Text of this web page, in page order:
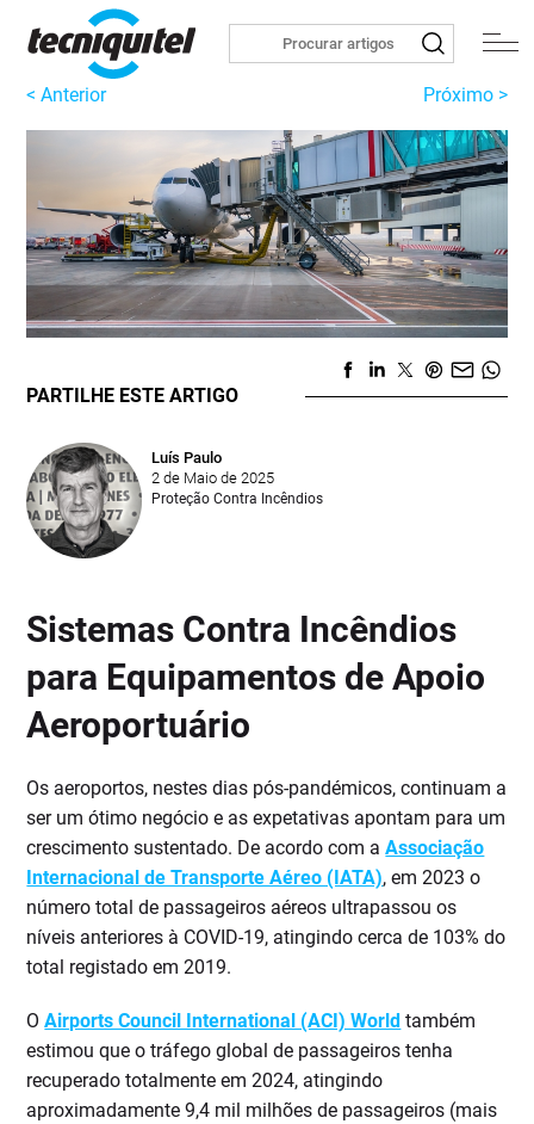
< Anterior Próximo >
PARTILHE ESTE ARTIGO
Luís Paulo
2 de Maio de 2025
Proteção Contra Incêndios
Sistemas Contra Incêndios
para Equipamentos de Apoio
Aeroportuário
Os aeroportos, nestes dias pós-pandémicos, continuam a
ser um ótimo negócio e as expetativas apontam para um
crescimento sustentado. De acordo com aAssociação
Internacional de Transporte Aéreo (IATA), em 2023 o
número total de passageiros aéreos ultrapassou os
níveis anteriores à COVID-19, atingindo cerca de 103% do
total registado em 2019.
OAirports Council International (ACI) World também
estimou que o tráfego global de passageiros tenha
recuperado totalmente em 2024, atingindo
aproximadamente 9,4 mil milhões de passageiros (mais